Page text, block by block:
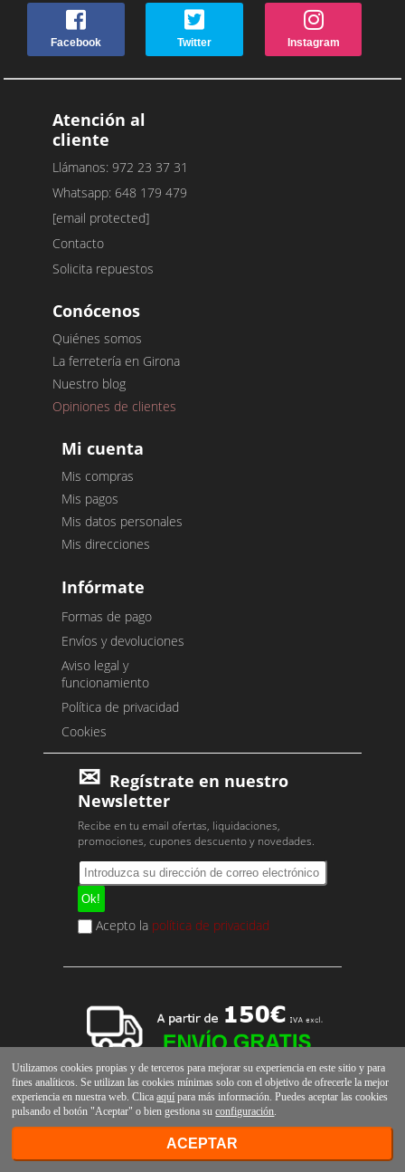
Facebook Twitter Instagram
Atención al
cliente
Llámanos: 972 23 37 31
Whatsapp: 648 179 479
[email protected]
Contacto
Solicita repuestos
Conócenos
Quiénes somos
La ferretería en Girona
Nuestro blog
Opiniones de clientes
Mi cuenta
Mis compras
Mis pagos
Mis datos personales
Mis direcciones
Infórmate
Formas de pago
Envíos y devoluciones
Aviso legal y
funcionamiento
Política de privacidad
Cookies
Regístrate en nuestro
Newsletter
Recibe en tu email ofertas, liquidaciones,
promociones, cupones descuento y novedades.
Acepto la política de privacidad
Utilizamos cookies propias y de terceros para mejorar su experiencia en este sitio y para
fines analíticos. Se utilizan las cookies mínimas solo con el objetivo de ofrecerle la mejor
experiencia en nuestra web. Clicaaquí para más información. Puedes aceptar las cookies
pulsando el botón "Aceptar" o bien gestiona suconfiguración.
ACEPTAR